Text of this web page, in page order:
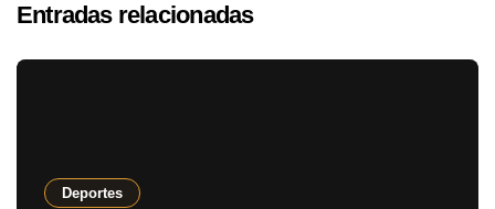
Entradas relacionadas
Deportes